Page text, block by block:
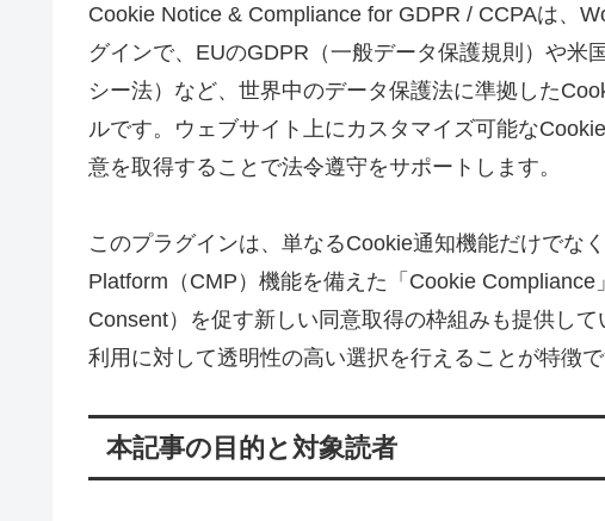
Cookie Notice & Compliance for GDPR / CCPAは、
グインで、EUのGDPR（一般データ保護規則）や米
シー法）など、世界中のデータ保護法に準拠した
ルです。ウェブサイト上にカスタマイズ可能な
意を取得することで法令遵守をサポートします。
このプラグインは、単なるCookie通知機能だけでな
Platform（CMP）機能を備えた「Cookie
Consent）を促す新しい同意取得の枠組みも提供し
利用に対して透明性の高い選択を行えることが特徴で
本記事の目的と対象読者